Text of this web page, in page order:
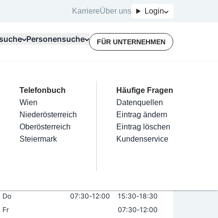
KarriereÜber uns Login
Kategorien
Friseur
Nägel
Haarentfernung
Make-Up
Für Unternehmer
Terminbuchung
Kostenlose Beratung
Top Branchen
Elektriker
Installateure
Maler & Lackierer
Branchen A-Z
Mein Firmeneintrag
Eintrag hinzufügen
Eintrag beanspruchen
Eintrag verwalten
Eintrag bewerben
Personensuche
Telefonbuch
Wien
Niederösterreich
Oberösterreich
Steiermark
Häufige Fragen
Datenquellen
Eintrag ändern
Eintrag löschen
Kundenservice
FÜR UNTERNEHMEN
Ruckhofer
Öffnungszeiten
Do
07:30-12:00 15:30-18:30
Fr
07:30-12:00